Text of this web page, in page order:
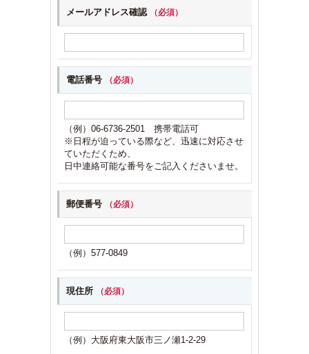
メールアドレス確認 （必須）
電話番号 （必須）
（例）06-6736-2501 携帯電話可
※日程が迫っている際など、迅速に対応させ
ていただくため、
日中連絡可能な番号をご記入くださいませ。
郵便番号 （必須）
（例）577-0849
現住所 （必須）
（例）大阪府東大阪市三ノ瀬1-2-29